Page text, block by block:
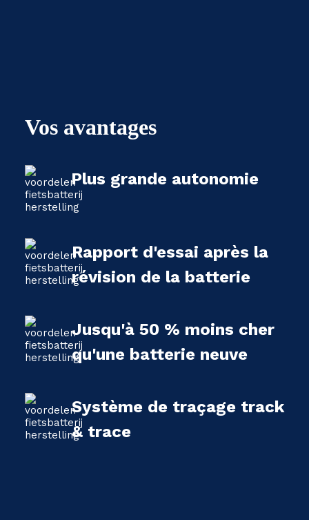
Vos avantages
Plus grande autonomie
Rapport d'essai après la
révision de la batterie
Jusqu'à 50 % moins cher
qu'une batterie neuve
Système de traçage track
& trace